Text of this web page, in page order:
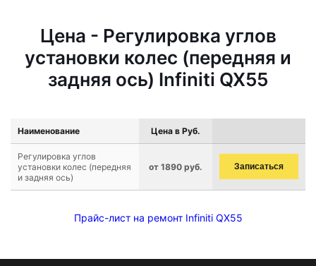
Цена - Регулировка углов
установки колес (передняя и
задняя ось) Infiniti QX55
Наименование Цена в Руб.
Регулировка углов
установки колес (передняя
и задняя ось)
от 1890 руб. Записаться
Прайс-лист на ремонт Infiniti QX55